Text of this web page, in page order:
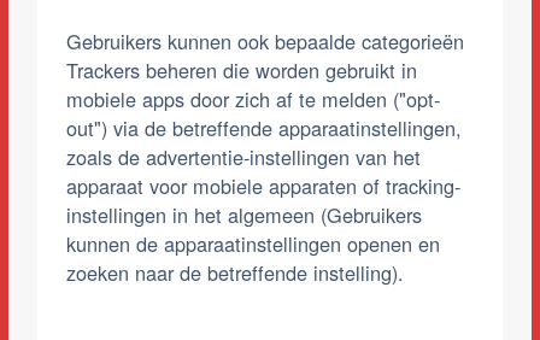
Gebruikers kunnen ook bepaalde categorieën
Trackers beheren die worden gebruikt in
mobiele apps door zich af te melden ("opt-
out") via de betreffende apparaatinstellingen,
zoals de advertentie-instellingen van het
apparaat voor mobiele apparaten of tracking-
instellingen in het algemeen (Gebruikers
kunnen de apparaatinstellingen openen en
zoeken naar de betreffende instelling).